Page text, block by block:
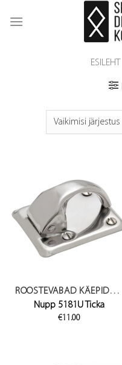
ESILEHT
ROOSTEVABAD KÄEPIDEMED
Nupp 5181U Ticka
€11.00